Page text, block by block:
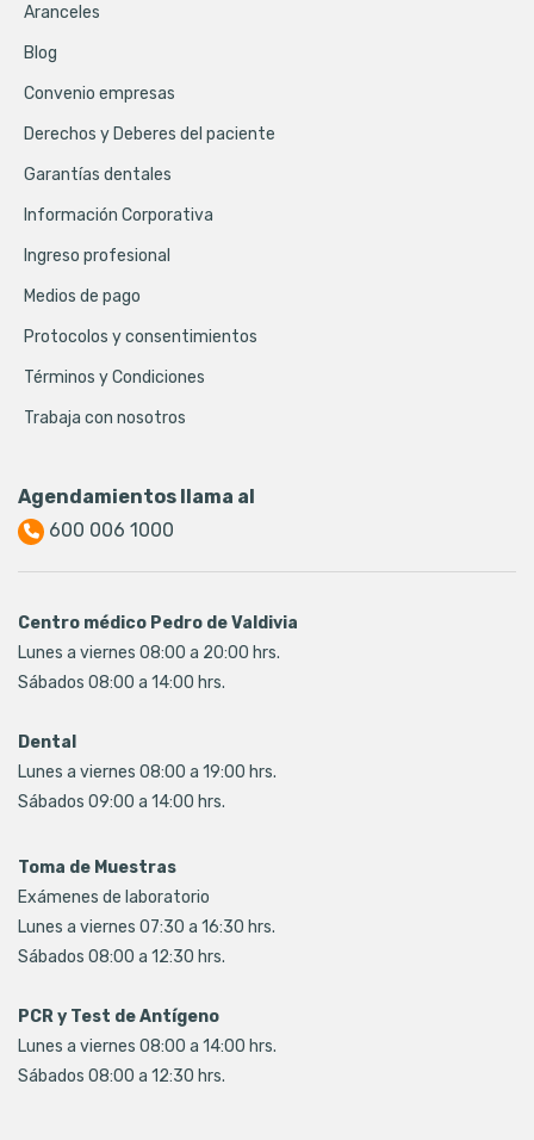
Aranceles
Blog
Convenio empresas
Derechos y Deberes del paciente
Garantías dentales
Información Corporativa
Ingreso profesional
Medios de pago
Protocolos y consentimientos
Términos y Condiciones
Trabaja con nosotros
Agendamientos llama al
600 006 1000
Centro médico Pedro de Valdivia
Lunes a viernes 08:00 a 20:00 hrs.
Sábados 08:00 a 14:00 hrs.
Dental
Lunes a viernes 08:00 a 19:00 hrs.
Sábados 09:00 a 14:00 hrs.
Toma de Muestras
Exámenes de laboratorio
Lunes a viernes 07:30 a 16:30 hrs.
Sábados 08:00 a 12:30 hrs.
PCR y Test de Antígeno
Lunes a viernes 08:00 a 14:00 hrs.
Sábados 08:00 a 12:30 hrs.